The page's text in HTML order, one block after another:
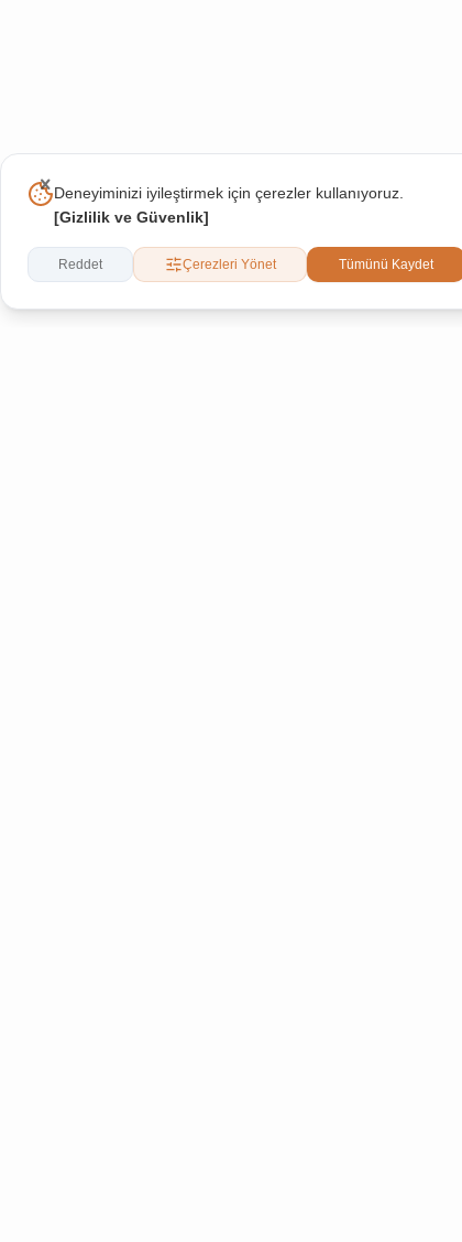
Deneyiminizi iyileştirmek için çerezler kullanıyoruz.
[Gizlilik ve Güvenlik]
Reddet Çerezleri Yönet Tümünü Kaydet